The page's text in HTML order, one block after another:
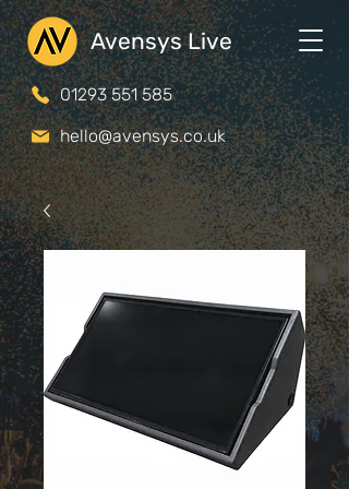
Avensys Live
01293 551 585
hello@avensys.co.uk